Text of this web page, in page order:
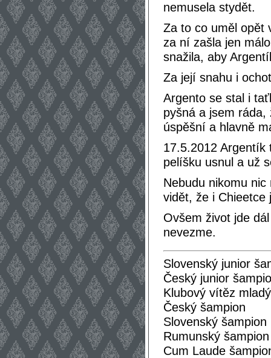
nemusela stydět.
Za to co uměl opět
za ní zašla jen
snažila, aby
Za její snahu i
Argento se stal i
pyšná a jsem
úspěšní a hlavně
17.5.2012
pelíšku usnul a už
Nebudu nikomu
vidět, že i Chieetce
Ovšem život jde
nevezme.
Slovenský junior
Český junior
Klubový vítěz
Český šampion
Slovenský šampion
Rumunský šampion
Cum Laude